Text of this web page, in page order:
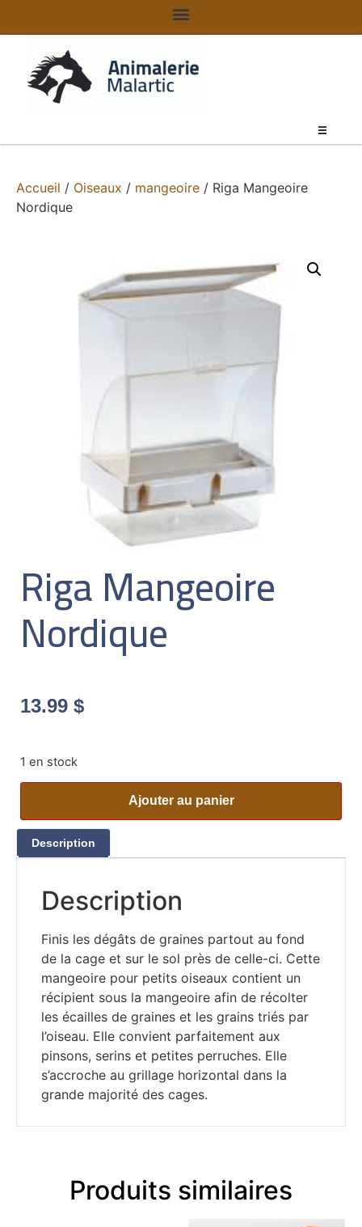
Accueil / Oiseaux / mangeoire / Riga Mangeoire
Nordique
Riga Mangeoire
Nordique
13.99 $
1 en stock
Ajouter au panier
Description
Description
Finis les dégâts de graines partout au fond
de la cage et sur le sol près de celle-ci. Cette
mangeoire pour petits oiseaux contient un
récipient sous la mangeoire afin de récolter
les écailles de graines et les grains triés par
l’oiseau. Elle convient parfaitement aux
pinsons, serins et petites perruches. Elle
s’accroche au grillage horizontal dans la
grande majorité des cages.
Produits similaires